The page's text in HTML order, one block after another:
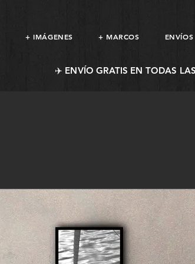
+ IMÁGENES + MARCOS ENVÍOS
✈️ ENVÍO GRATIS EN TODAS